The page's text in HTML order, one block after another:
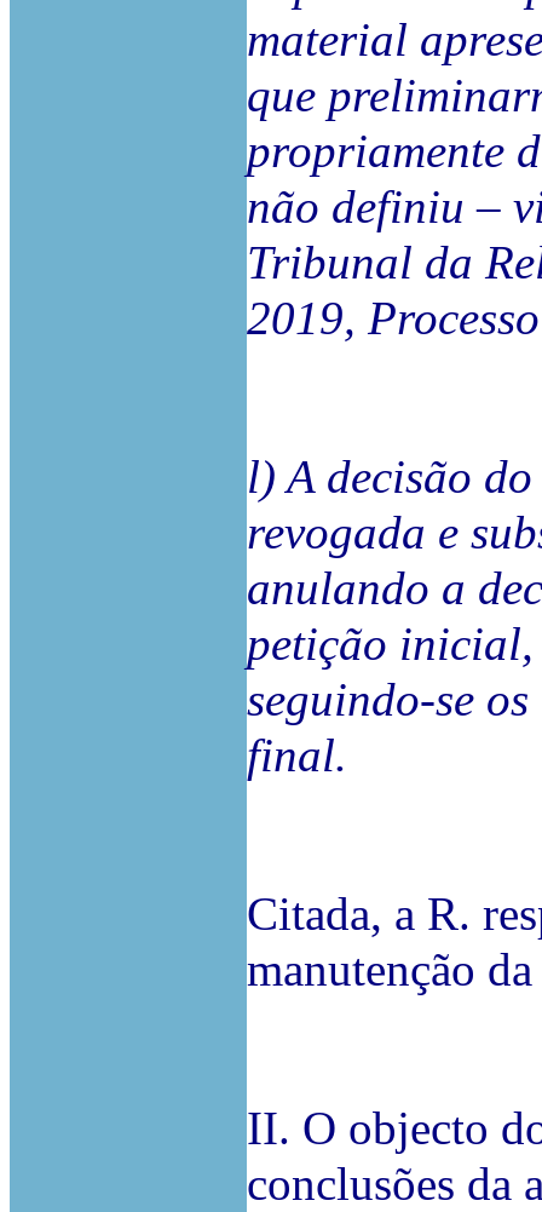
material
que
propriamente
não definiu –
Tribunal da
2019,
l) A decisão
revogada e
anulando a
petição inicial,
seguindo-se
final.
Citada, a R.
manutenção
II. O objecto
conclusões da